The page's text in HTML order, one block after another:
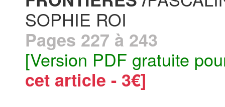
SOPHIE ROI
Pages 227 à 243
[Version PDF gratuite
cet article - 3€]